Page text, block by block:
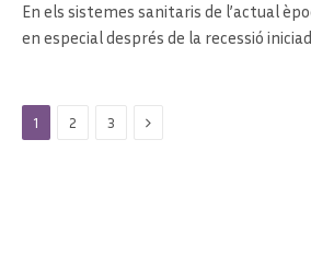
En els sistemes sanitaris de l’actual
en especial després de la recessió
1 2 3 Next